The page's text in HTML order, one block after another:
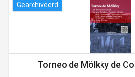
Gearchiveerd
Torneo de Mölkky de